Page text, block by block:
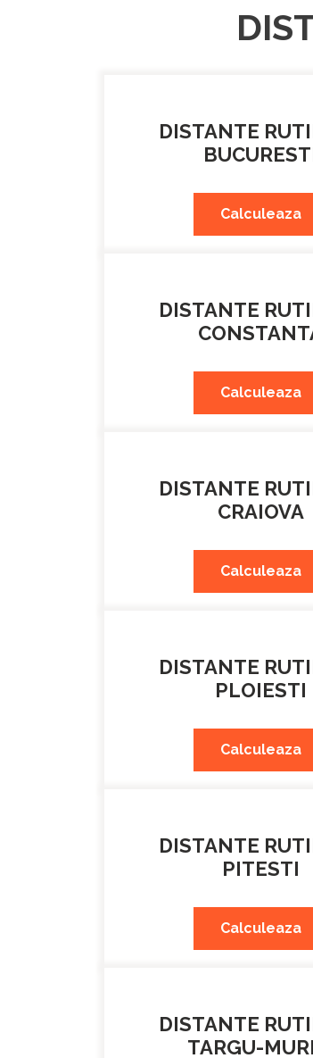
DISTANTE
Calculeaza
DISTANTE
Calculeaza
DISTANTE
CRAIOVA
Calculeaza
DISTANTE
PLOIESTI
Calculeaza
DISTANTE
PITESTI
Calculeaza
DISTANTE
TARGU-